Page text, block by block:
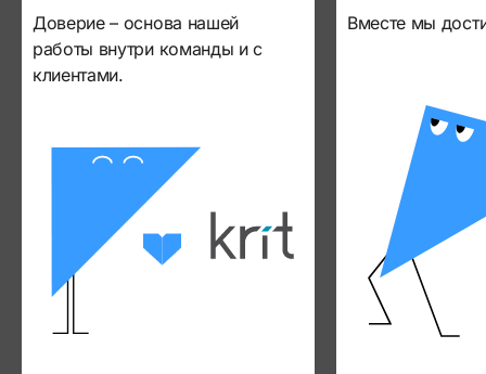
Доверие – основа нашей
работы внутри команды и с
клиентами.
Вместе мы